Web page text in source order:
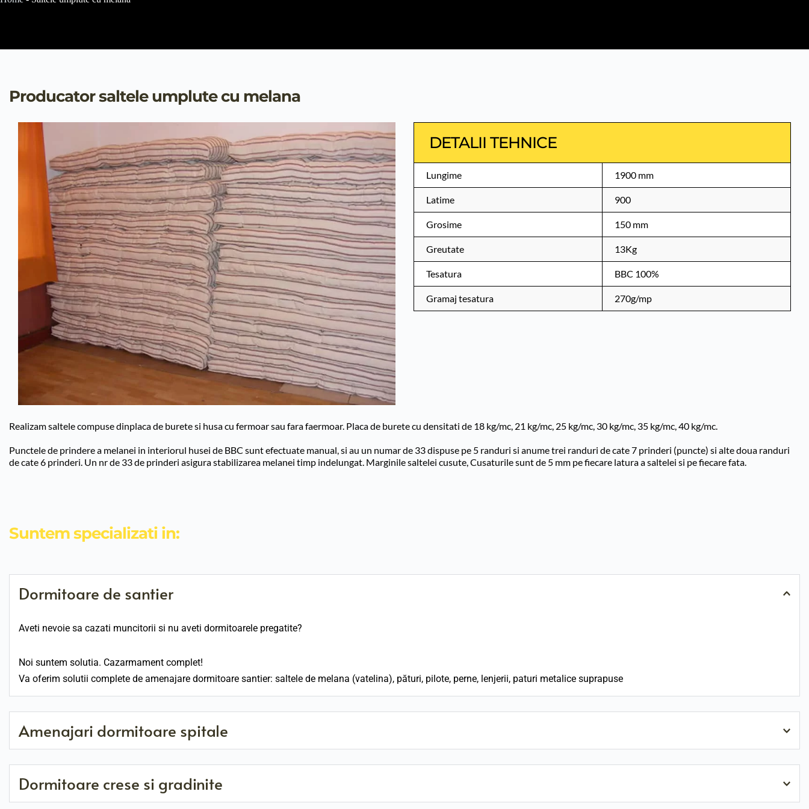
Producator saltele umplute cu melana
DETALII TEHNICE
Lungime 1900 mm
Latime 900
Grosime 150 mm
Greutate 13Kg
Tesatura BBC 100%
Gramaj tesatura 270g/mp
Realizam saltele compuse dinplaca de burete si husa cu fermoar sau fara faermoar. Placa de burete cu densitati de 18 kg/mc, 21 kg/mc, 25 kg/mc, 30 kg/mc, 35 kg/mc, 40 kg/mc.
Punctele de prindere a melanei in interiorul husei de BBC sunt efectuate manual, si au un numar de 33 dispuse pe 5 randuri si anume trei randuri de cate 7 prinderi (puncte) si alte doua randuri
de cate 6 prinderi. Un nr de 33 de prinderi asigura stabilizarea melanei timp indelungat. Marginile saltelei cusute, Cusaturile sunt de 5 mm pe fiecare latura a saltelei si pe fiecare fata.
Suntem specializati in:
Dormitoare de santier
Aveti nevoie sa cazati muncitorii si nu aveti dormitoarele pregatite?
Noi suntem solutia. Cazarmament complet!
Va oferim solutii complete de amenajare dormitoare santier: saltele de melana (vatelina), pături, pilote, perne, lenjerii, paturi metalice suprapuse
Amenajari dormitoare spitale
Venim in intampinarea spitalelor oferind tot ceea ce tine de amenajarea unui spital fix sau ambulatoriu: saltele umplute cu vatelina (melana), saltele din burete cu fata de BBC, saltele
din burete cu fata din piele sintetica, lenjerii, paturi, perne
Dormitoare crese si gradinite